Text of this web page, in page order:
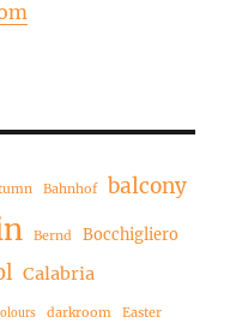
Bahnhof
balcony
Bernd Bocchigliero
Calabria
darkroom Easter